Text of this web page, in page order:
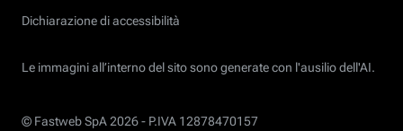
Dichiarazione di accessibilità
Le immagini all’interno del sito sono generate con l'ausilio dell'AI.
© Fastweb SpA 2026 - P.IVA 12878470157